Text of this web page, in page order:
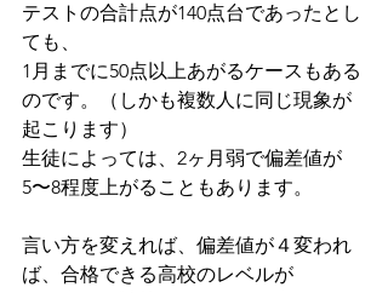
テストの合計点が140点台であったとし
ても、
1月までに50点以上あがるケースもある
のです。（しかも複数人に同じ現象が
起こります）
生徒によっては、2ヶ月弱で偏差値が
5〜8程度上がることもあります。
言い方を変えれば、偏差値が４変われ
ば、合格できる高校のレベルが